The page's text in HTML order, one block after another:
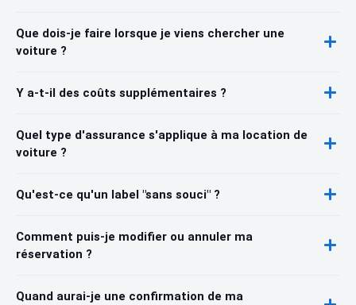
Que dois-je faire lorsque je viens chercher une
voiture ?
Y a-t-il des coûts supplémentaires ?
Quel type d'assurance s'applique à ma location de
voiture ?
Qu'est-ce qu'un label "sans souci" ?
Comment puis-je modifier ou annuler ma
réservation ?
Quand aurai-je une confirmation de ma